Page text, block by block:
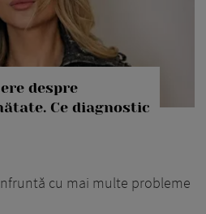
despre
Ce diagnostic
cu mai multe probleme